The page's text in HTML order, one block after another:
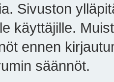
Sivuston
käyttäjille.
ennen
säännöt.